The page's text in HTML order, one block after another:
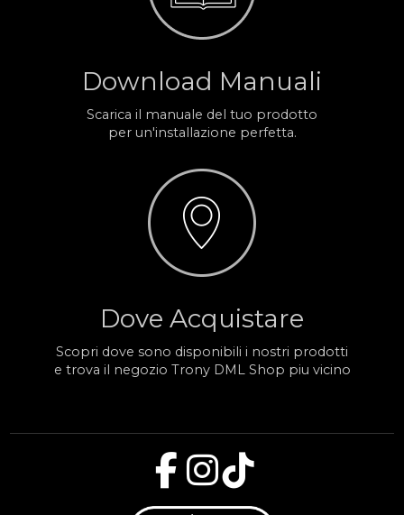
Download Manuali
Scarica il manuale del tuo prodotto
per un'installazione perfetta.
Dove Acquistare
Scopri dove sono disponibili i nostri prodotti
e trova il negozio Trony DML Shop piu vicino